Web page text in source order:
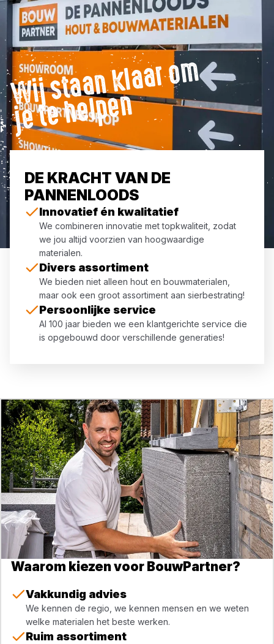
Wij
st
a
a
n
kl
a
ar
o
m
j
e t
e
h
el
p
e
n
DE KRACHT VAN DE
PANNENLOODS
Innovatief én kwalitatief
We combineren innovatie met topkwaliteit, zodat
we jou altijd voorzien van hoogwaardige
materialen.
Divers assortiment
We bieden niet alleen hout en bouwmaterialen,
maar ook een groot assortiment aan sierbestrating!
Persoonlijke service
Al 100 jaar bieden we een klantgerichte service die
is opgebouwd door verschillende generaties!
Waarom kiezen voor BouwPartner?
Vakkundig advies
We kennen de regio, we kennen mensen en we weten
welke materialen het beste werken.
Ruim assortiment